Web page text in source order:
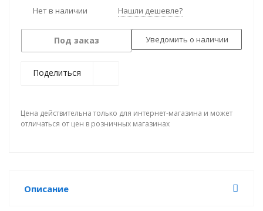
Нет в наличии Нашли дешевле?
Под заказ Уведомить о наличии
Поделиться
Цена действительна только для интернет-магазина и может
отличаться от цен в розничных магазинах
Описание